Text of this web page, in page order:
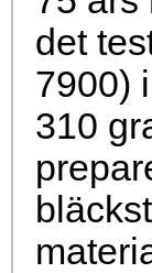
det
7900)
310